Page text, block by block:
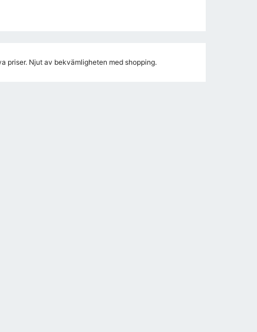
priser. Njut av bekvämligheten med shopping.